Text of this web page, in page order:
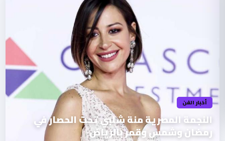
أخبار الفن
النجمة المصرية منة شلبي تحت الحصار في
رمضان وشمس وقمر بالرياض